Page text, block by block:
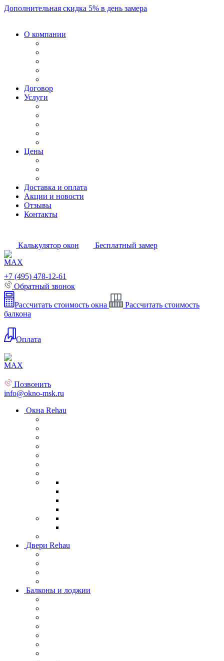
Дополнительная скидка 5% в день замера
О компании
Договор
Услуги
Цены
Доставка и оплата
Акции и новости
Отзывы
Контакты
Калькулятор окон Бесплатный замер
+7 (495) 478-12-61
Обратный звонок
Рассчитать стоимость окна
Рассчитать стоимость
балкона
Оплата
Позвонить
info@okno-msk.ru
Окна Rehau
Двери Rehau
Балконы и лоджии